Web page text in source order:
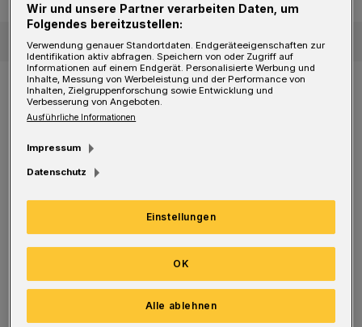
Was ist geplant?Natürlich ist der Fundort
bestens ausgeleuchtet, die Spezialisten
brauchen nicht nur ein ruhiges Händchen,
sondern auch einen guten Blick. Sie müssen
befindet und ob von ihr Gefahr ausgeht.
So sieht es aus. Um sicher
zu sein, kontrolliert das Ordnungsamt um
kurz vor Mitternacht noch einmal alle Straßen
Wir und unsere Partner verarbeiten Daten, um
Folgendes bereitzustellen:
Verwendung genauer Standortdaten. Endgeräteeigenschaften zur
Identifikation aktiv abfragen. Speichern von oder Zugriff auf
Informationen auf einem Endgerät. Personalisierte Werbung und
Inhalte, Messung von Werbeleistung und der Performance von
Inhalten, Zielgruppenforschung sowie Entwicklung und
Verbesserung von Angeboten.
Ausführliche Informationen
Impressum
Datenschutz
Einstellungen
Alle ablehnen
OK